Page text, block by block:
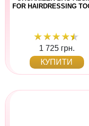
FOR HAIRDRESSING
1 725 грн.
КУПИТИ